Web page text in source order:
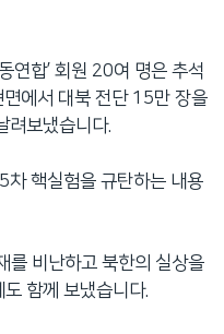
연합’ 회원 20여 명은 추석
에서 대북 전단 15만 장을
려보냈습니다.
차 핵실험을 규탄하는 내용
를 비난하고 북한의 실상을
함께 보냈습니다.